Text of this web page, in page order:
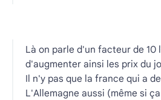
Là on parle d'un facteur de 10
d'augmenter ainsi les prix du
Il n'y pas que la france qui a
L'Allemagne aussi (même si